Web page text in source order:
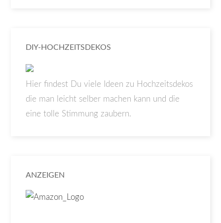
DIY-HOCHZEITSDEKOS
Hier findest Du viele Ideen zu Hochzeitsdekos
die man leicht selber machen kann und die
eine tolle Stimmung zaubern.
ANZEIGEN